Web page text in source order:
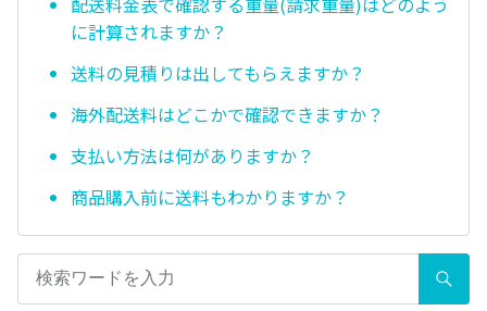
に計算されますか？
送料の見積りは出してもらえますか？
海外配送料はどこかで確認できますか？
支払い方法は何がありますか？
商品購入前に送料もわかりますか？